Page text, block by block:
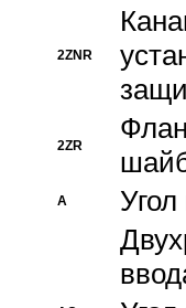
2ZNR
2ZR
A
Угол